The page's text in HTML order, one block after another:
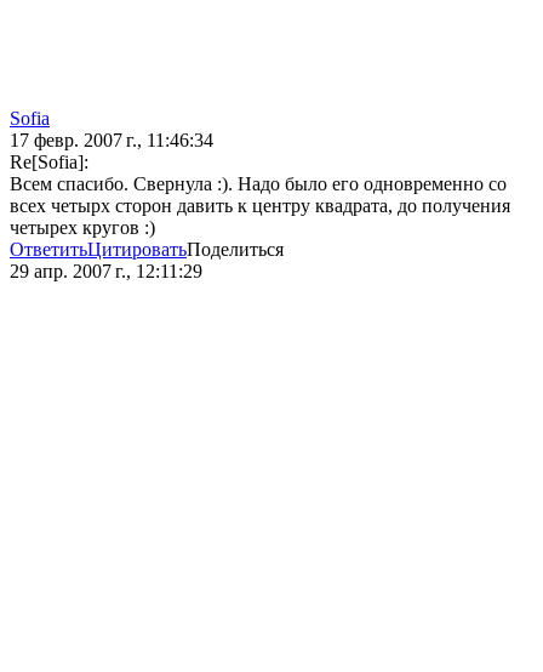
Sofia
17 февр. 2007 г., 11:46:34
Re[Sofia]:
Всем спасибо. Свернула :). Надо было его одновременно со
всех четырх сторон давить к центру квадрата, до получения
четырех кругов :)
ОтветитьЦитироватьПоделиться
29 апр. 2007 г., 12:11:29